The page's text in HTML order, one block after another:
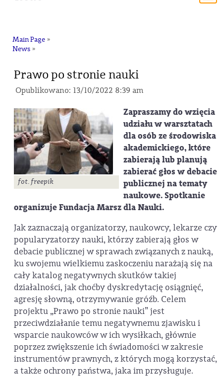
Main Page »
News »
Prawo po stronie nauki
Opublikowano: 13/10/2022 8:39 am
fot. freepik
Zapraszamy do wzięcia
udziału w warsztatach
dla osób ze środowiska
akademickiego, które
zabierają lub planują
zabierać głos w debacie
publicznej na tematy
naukowe. Spotkanie
organizuje Fundacja Marsz dla Nauki.
Jak zaznaczają organizatorzy, naukowcy, lekarze czy
popularyzatorzy nauki, którzy zabierają głos w
debacie publicznej w sprawach związanych z nauką,
ku swojemu wielkiemu zaskoczeniu narażają się na
cały katalog negatywnych skutków takiej
działalności, jak choćby dyskredytację osiągnięć,
agresję słowną, otrzymywanie gróźb. Celem
projektu „Prawo po stronie nauki” jest
przeciwdziałanie temu negatywnemu zjawisku i
wsparcie naukowców w ich wysiłkach, głównie
poprzez zwiększenie ich świadomości w zakresie
instrumentów prawnych, z których mogą korzystać,
a także ochrony państwa, jaka im przysługuje.